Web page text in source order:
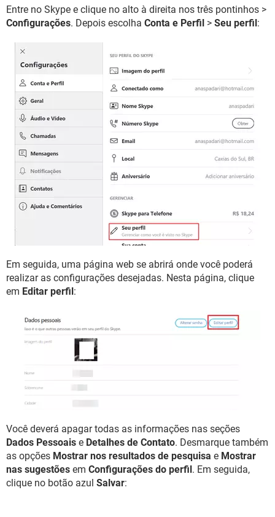
Entre no Skype e clique no alto à direita nos três pontinhos >
Configurações. Depois escolha Conta e Perfil > Seu perfil:
Em seguida, uma página web se abrirá onde você poderá
realizar as configurações desejadas. Nesta página, clique
em Editar perfil:
Você deverá apagar todas as informações nas seções
Dados Pessoais e Detalhes de Contato. Desmarque também
as opções Mostrar nos resultados de pesquisa e Mostrar
nas sugestões em Configurações do perfil. Em seguida,
clique no botão azul Salvar: